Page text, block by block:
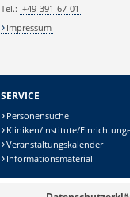
Tel.: +49-391-67-01
Impressum
SERVICE
Personensuche
Kliniken/Institute/
Veranstaltungskalender
Informationsmaterial